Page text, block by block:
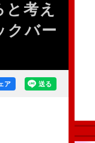
考え
クバー
送る
ア